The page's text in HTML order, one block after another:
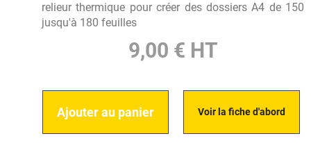
relieur thermique pour créer des dossiers A4 de 150
jusqu'à 180 feuilles
9,00 € HT
Ajouter au panier Voir la fiche d'abord